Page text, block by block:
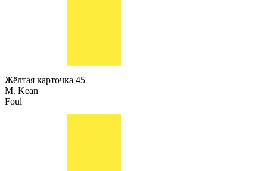
Жёлтая карточка 45'
M. Kean
Foul